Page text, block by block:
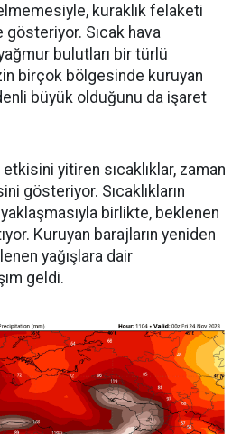
kuraklık felaketi
Sıcak hava
bulutları bir türlü
birçok bölgesinde kuruyan
büyük olduğunu da işaret
yitiren sıcaklıklar, zaman
gösteriyor. Sıcaklıkların
birlikte, beklenen
Kuruyan barajların yeniden
yağışlara dair
geldi.